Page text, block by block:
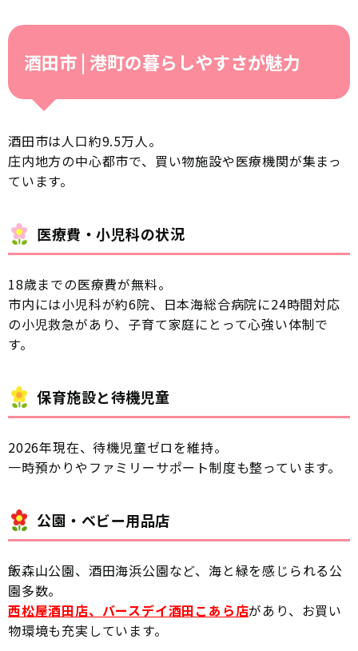
酒田市 | 港町の暮らしやすさが魅力
酒田市は人口約9.5万人。
庄内地方の中心都市で、買い物施設や医療機関が集まっ
ています。
医療費・小児科の状況
18歳までの医療費が無料。
市内には小児科が約6院、日本海総合病院に24時間対応
の小児救急があり、子育て家庭にとって心強い体制で
す。
保育施設と待機児童
2026年現在、待機児童ゼロを維持。
一時預かりやファミリーサポート制度も整っています。
公園・ベビー用品店
飯森山公園、酒田海浜公園など、海と緑を感じられる公
園多数。
西松屋酒田店、バースデイ酒田こあら店があり、お買い
物環境も充実しています。